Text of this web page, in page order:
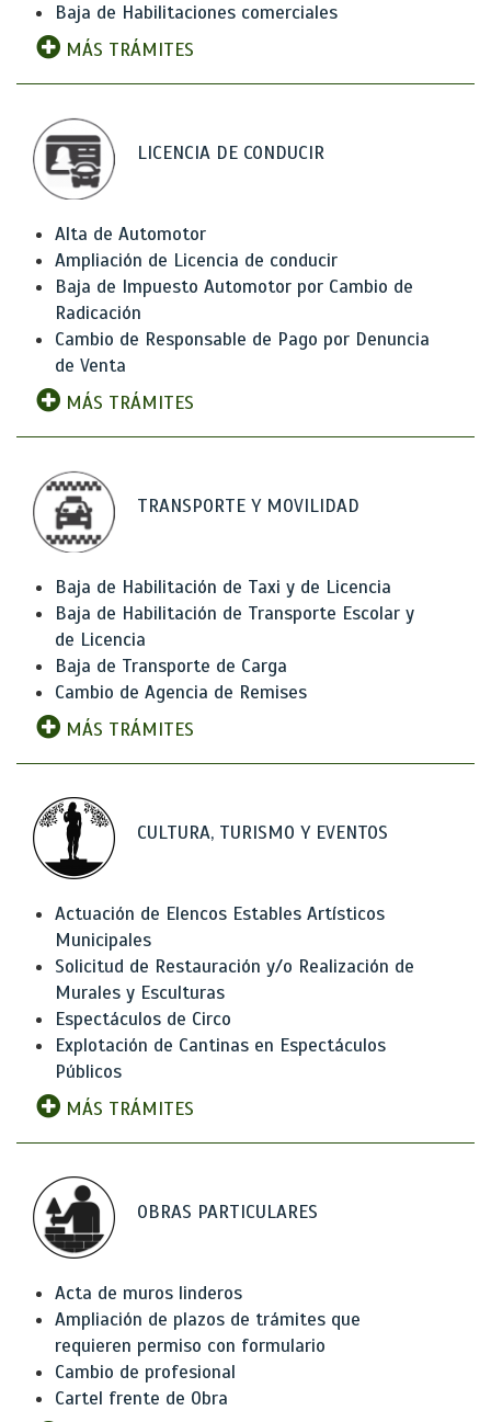
Baja de Habilitaciones comerciales
MÁS TRÁMITES
LICENCIA DE CONDUCIR
Alta de Automotor
Ampliación de Licencia de conducir
Baja de Impuesto Automotor por Cambio de
Radicación
Cambio de Responsable de Pago por Denuncia
de Venta
MÁS TRÁMITES
TRANSPORTE Y MOVILIDAD
Baja de Habilitación de Taxi y de Licencia
Baja de Habilitación de Transporte Escolar y
de Licencia
Baja de Transporte de Carga
Cambio de Agencia de Remises
MÁS TRÁMITES
CULTURA, TURISMO Y EVENTOS
Actuación de Elencos Estables Artísticos
Municipales
Solicitud de Restauración y/o Realización de
Murales y Esculturas
Espectáculos de Circo
Explotación de Cantinas en Espectáculos
Públicos
MÁS TRÁMITES
OBRAS PARTICULARES
Acta de muros linderos
Ampliación de plazos de trámites que
requieren permiso con formulario
Cambio de profesional
Cartel frente de Obra